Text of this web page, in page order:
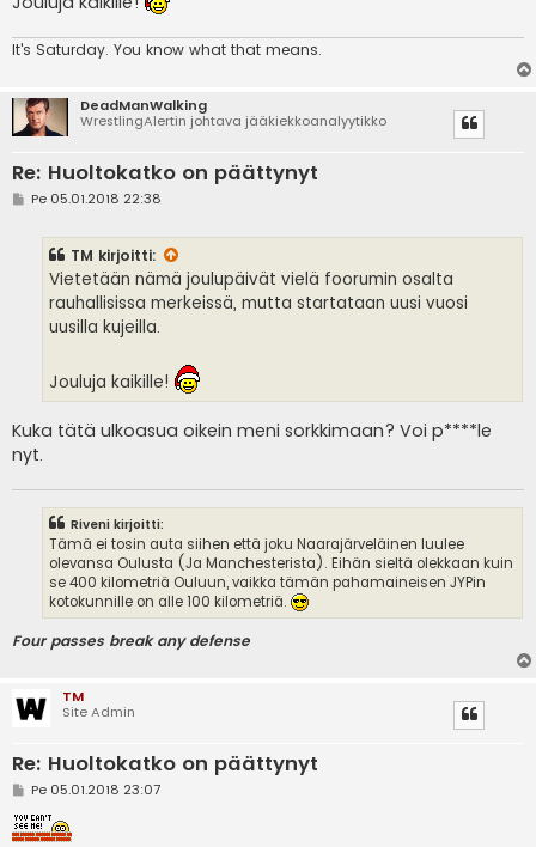
It's Saturday. You know what that means.
DeadManWalking
WrestlingAlertin johtava jääkiekkoanalyytikko
Re: Huoltokatko on päättynyt
VPe 05.01.2018 22:38
TM kirjoitti:
Vietetään nämä joulupäivät vielä foorumin osalta
rauhallisissa merkeissä, mutta startataan uusi vuosi
uusilla kujeilla.
Jouluja kaikille!
Kuka tätä ulkoasua oikein meni sorkkimaan? Voi p****le
nyt.
Riveni kirjoitti:
Tämä ei tosin auta siihen että joku Naarajärveläinen luulee
olevansa Oulusta (Ja Manchesterista). Eihän sieltä olekkaan kuin
se 400 kilometriä Ouluun, vaikka tämän pahamaineisen JYPin
kotokunnille on alle 100 kilometriä.
Four passes break any defense
TM
Site Admin
Re: Huoltokatko on päättynyt
V
e
s
Pe 05.01.2018 23:07